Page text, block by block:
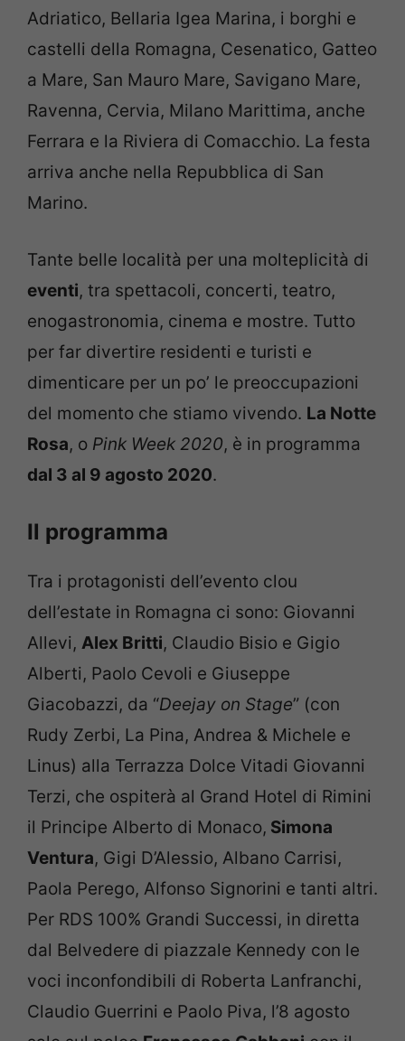
Adriatico, Bellaria Igea Marina, i borghi e
castelli della Romagna, Cesenatico, Gatteo
a Mare, San Mauro Mare, Savigano Mare,
Ravenna, Cervia, Milano Marittima, anche
Ferrara e la Riviera di Comacchio. La festa
arriva anche nella Repubblica di San
Marino.
Tante belle località per una molteplicità di
eventi, tra spettacoli, concerti, teatro,
enogastronomia, cinema e mostre. Tutto
per far divertire residenti e turisti e
dimenticare per un po’ le preoccupazioni
del momento che stiamo vivendo. La Notte
Rosa, o Pink Week 2020, è in programma
dal 3 al 9 agosto 2020.
Il programma
Tra i protagonisti dell’evento clou
dell’estate in Romagna ci sono: Giovanni
Allevi, Alex Britti, Claudio Bisio e Gigio
Alberti, Paolo Cevoli e Giuseppe
Giacobazzi, da “Deejay on Stage” (con
Rudy Zerbi, La Pina, Andrea & Michele e
Linus) alla Terrazza Dolce Vitadi Giovanni
Terzi, che ospiterà al Grand Hotel di Rimini
il Principe Alberto di Monaco, Simona
Ventura, Gigi D’Alessio, Albano Carrisi,
Paola Perego, Alfonso Signorini e tanti altri.
Per RDS 100% Grandi Successi, in diretta
dal Belvedere di piazzale Kennedy con le
voci inconfondibili di Roberta Lanfranchi,
Claudio Guerrini e Paolo Piva, l’8 agosto